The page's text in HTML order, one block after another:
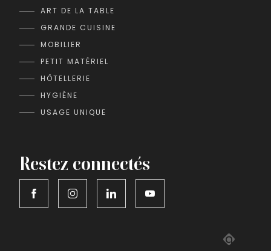
ART DE LA TABLE
GRANDE CUISINE
MOBILIER
PETIT MATÉRIEL
HÔTELLERIE
HYGIÈNE
USAGE UNIQUE
Restez connectés
Adipso,